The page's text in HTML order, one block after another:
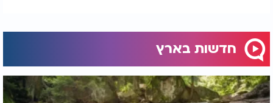
חדשות בארץ